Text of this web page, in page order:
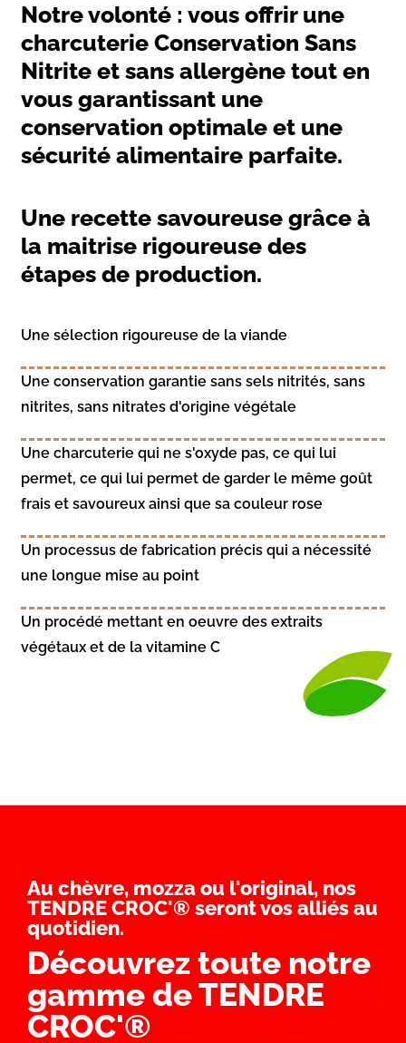
Notre volonté : vous offrir une
charcuterie Conservation Sans
Nitrite et sans allergène tout en
vous garantissant une
conservation optimale et une
sécurité alimentaire parfaite.
Une recette savoureuse grâce à
la maitrise rigoureuse des
étapes de production.
Une sélection rigoureuse de la viande
Une conservation garantie sans sels nitrités, sans
nitrites, sans nitrates d'origine végétale
Une charcuterie qui ne s'oxyde pas, ce qui lui
permet, ce qui lui permet de garder le même goût
frais et savoureux ainsi que sa couleur rose
Un processus de fabrication précis qui a nécessité
une longue mise au point
Un procédé mettant en oeuvre des extraits
végétaux et de la vitamine C
Au chèvre, mozza ou l'original, nos
TENDRE CROC'® seront vos alliés au
quotidien.
Découvrez toute notre
gamme de TENDRE
CROC'®